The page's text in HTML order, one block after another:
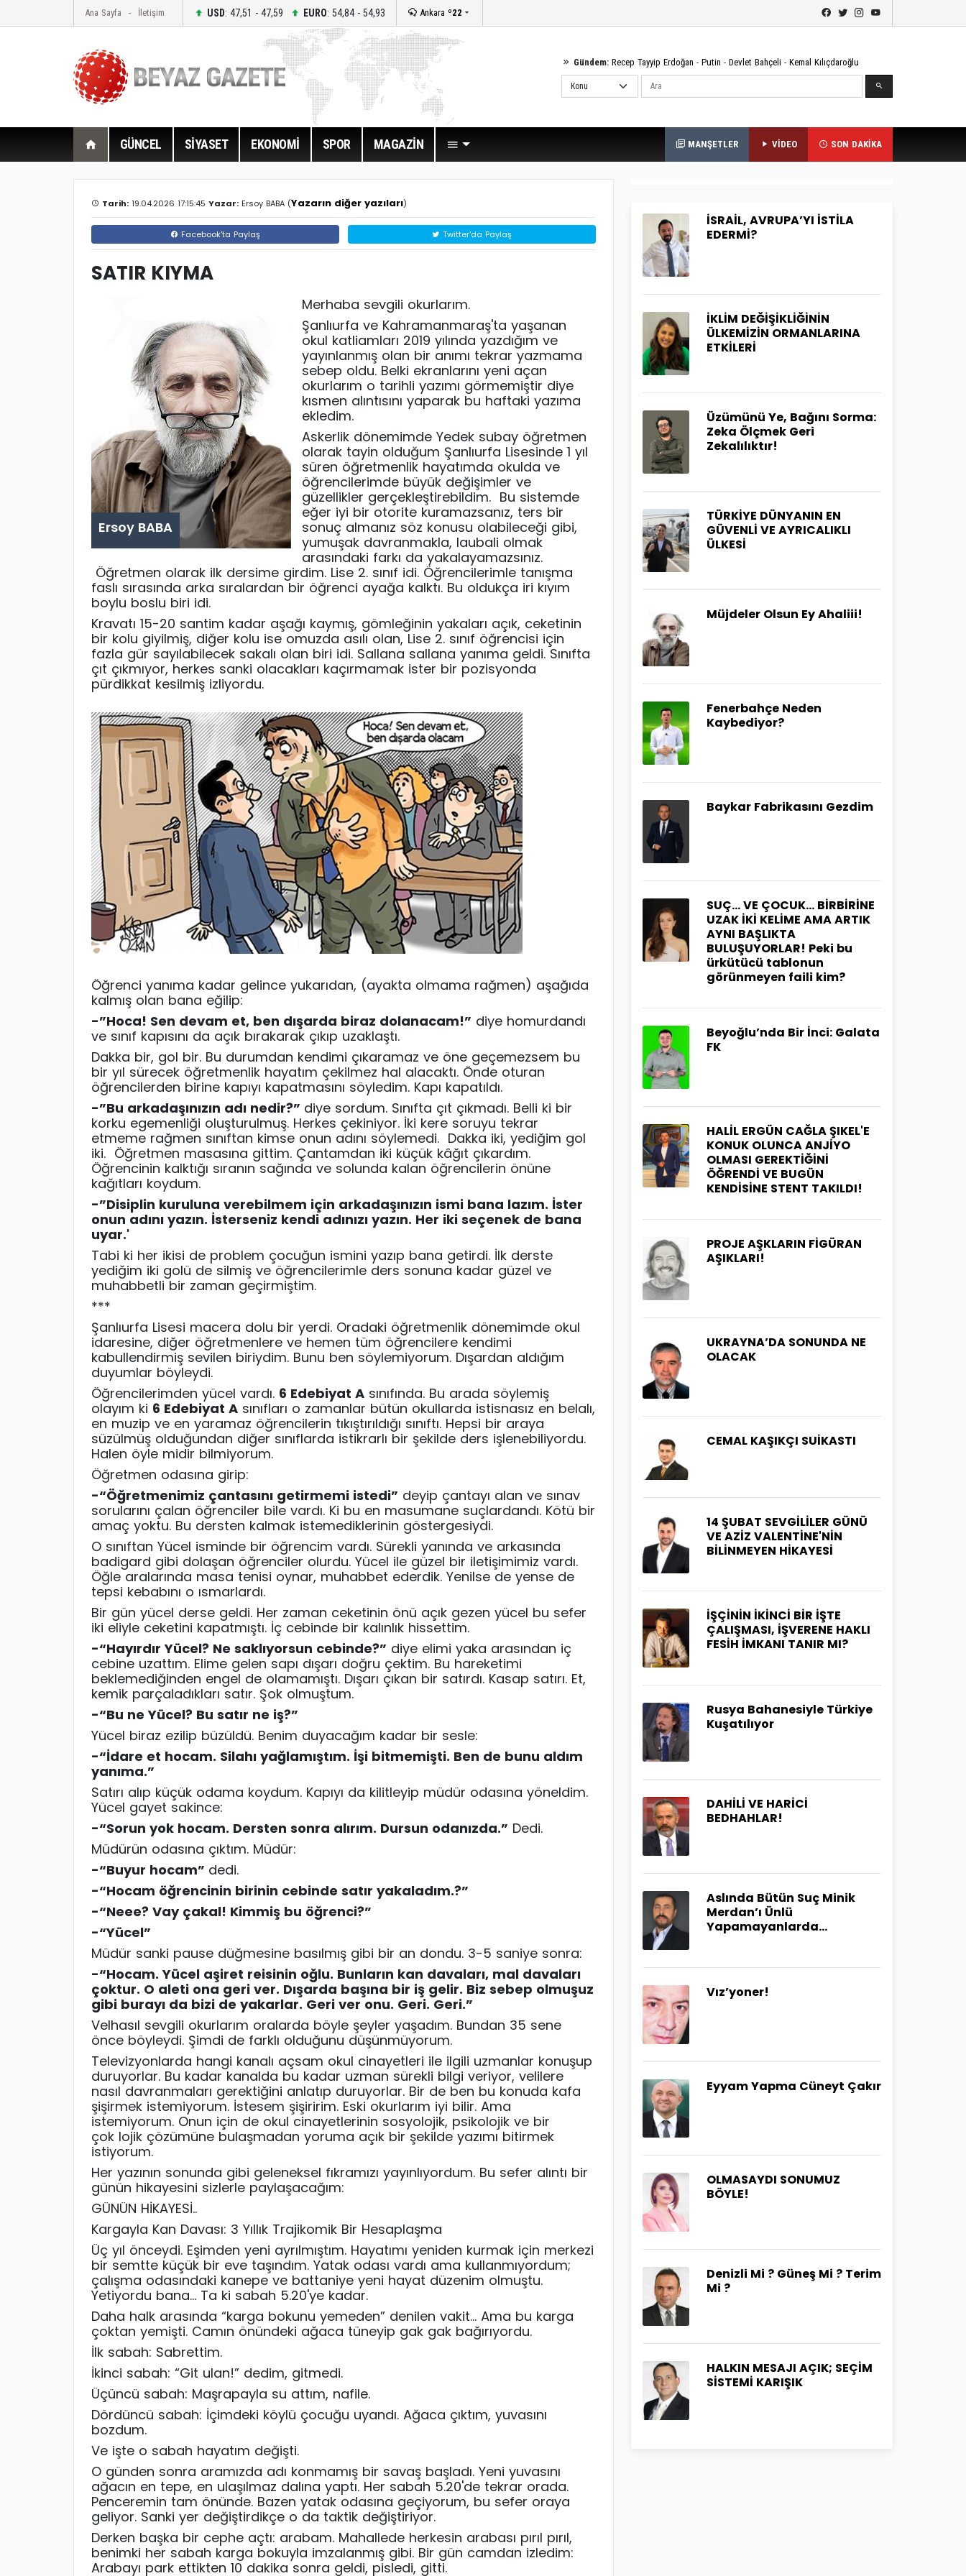
Ana Sayfa İletişim USD: 47,51 - 47,59 EURO: 54,84 - 54,93 Ankara º22
Gündem: Recep Tayyip Erdoğan - Putin - Devlet Bahçeli - Kemal Kılıçdaroğlu
Ara
GÜNCEL SİYASET EKONOMİ SPOR MAGAZİN MANŞETLER VİDEO SON DAKİKA
Tarih: 19.04.2026 17:15:45 Yazar: Ersoy BABA (Yazarın diğer yazıları)
Facebook'ta Paylaş Twitter'da Paylaş
SATIR KIYMA
Ersoy BABA
Merhaba sevgili okurlarım.
Şanlıurfa ve Kahramanmaraş'ta yaşanan
okul katliamları 2019 yılında yazdığım ve
yayınlanmış olan bir anımı tekrar yazmama
sebep oldu. Belki ekranlarını yeni açan
okurlarım o tarihli yazımı görmemiştir diye
kısmen alıntısını yaparak bu haftaki yazıma
ekledim.
Askerlik dönemimde Yedek subay öğretmen
olarak tayin olduğum Şanlıurfa Lisesinde 1 yıl
süren öğretmenlik hayatımda okulda ve
öğrencilerimde büyük değişimler ve
güzellikler gerçekleştirebildim. Bu sistemde
eğer iyi bir otorite kuramazsanız, ters bir
sonuç almanız söz konusu olabileceği gibi,
yumuşak davranmakla, laubali olmak
arasındaki farkı da yakalayamazsınız.
Öğretmen olarak ilk dersime girdim. Lise 2. sınıf idi. Öğrencilerimle tanışma
faslı sırasında arka sıralardan bir öğrenci ayağa kalktı. Bu oldukça iri kıyım
boylu boslu biri idi.
Kravatı 15-20 santim kadar aşağı kaymış, gömleğinin yakaları açık, ceketinin
bir kolu giyilmiş, diğer kolu ise omuzda asılı olan, Lise 2. sınıf öğrencisi için
fazla gür sayılabilecek sakalı olan biri idi. Sallana sallana yanıma geldi. Sınıfta
çıt çıkmıyor, herkes sanki olacakları kaçırmamak ister bir pozisyonda
pürdikkat kesilmiş izliyordu.
Öğrenci yanıma kadar gelince yukarıdan, (ayakta olmama rağmen) aşağıda
kalmış olan bana eğilip:
-”Hoca! Sen devam et, ben dışarda biraz dolanacam!” diye homurdandı
ve sınıf kapısını da açık bırakarak çıkıp uzaklaştı.
Dakka bir, gol bir. Bu durumdan kendimi çıkaramaz ve öne geçemezsem bu
bir yıl sürecek öğretmenlik hayatım çekilmez hal alacaktı. Önde oturan
öğrencilerden birine kapıyı kapatmasını söyledim. Kapı kapatıldı.
-”Bu arkadaşınızın adı nedir?” diye sordum. Sınıfta çıt çıkmadı. Belli ki bir
korku egemenliği oluşturulmuş. Herkes çekiniyor. İki kere soruyu tekrar
etmeme rağmen sınıftan kimse onun adını söylemedi. Dakka iki, yediğim gol
iki. Öğretmen masasına gittim. Çantamdan iki küçük kâğıt çıkardım.
Öğrencinin kalktığı sıranın sağında ve solunda kalan öğrencilerin önüne
kağıtları koydum.
-”Disiplin kuruluna verebilmem için arkadaşınızın ismi bana lazım. İster
onun adını yazın. İsterseniz kendi adınızı yazın. Her iki seçenek de bana
uyar.'
Tabi ki her ikisi de problem çocuğun ismini yazıp bana getirdi. İlk derste
yediğim iki golü de silmiş ve öğrencilerimle ders sonuna kadar güzel ve
muhabbetli bir zaman geçirmiştim.
***
Şanlıurfa Lisesi macera dolu bir yerdi. Oradaki öğretmenlik dönemimde okul
idaresine, diğer öğretmenlere ve hemen tüm öğrencilere kendimi
kabullendirmiş sevilen biriydim. Bunu ben söylemiyorum. Dışardan aldığım
duyumlar böyleydi.
Öğrencilerimden yücel vardı. 6 Edebiyat A sınıfında. Bu arada söylemiş
olayım ki 6 Edebiyat A sınıfları o zamanlar bütün okullarda istisnasız en belalı,
en muzip ve en yaramaz öğrencilerin tıkıştırıldığı sınıftı. Hepsi bir araya
süzülmüş olduğundan diğer sınıflarda istikrarlı bir şekilde ders işlenebiliyordu.
Halen öyle midir bilmiyorum.
Öğretmen odasına girip:
-“Öğretmenimiz çantasını getirmemi istedi” deyip çantayı alan ve sınav
sorularını çalan öğrenciler bile vardı. Ki bu en masumane suçlardandı. Kötü bir
amaç yoktu. Bu dersten kalmak istemediklerinin göstergesiydi.
O sınıftan Yücel isminde bir öğrencim vardı. Sürekli yanında ve arkasında
badigard gibi dolaşan öğrenciler olurdu. Yücel ile güzel bir iletişimimiz vardı.
Öğle aralarında masa tenisi oynar, muhabbet ederdik. Yenilse de yense de
tepsi kebabını o ısmarlardı.
Bir gün yücel derse geldi. Her zaman ceketinin önü açık gezen yücel bu sefer
iki eliyle ceketini kapatmıştı. İç cebinde bir kalınlık hissettim.
-“Hayırdır Yücel? Ne saklıyorsun cebinde?” diye elimi yaka arasından iç
cebine uzattım. Elime gelen sapı dışarı doğru çektim. Bu hareketimi
beklemediğinden engel de olamamıştı. Dışarı çıkan bir satırdı. Kasap satırı. Et,
kemik parçaladıkları satır. Şok olmuştum.
-“Bu ne Yücel? Bu satır ne iş?”
Yücel biraz ezilip büzüldü. Benim duyacağım kadar bir sesle:
-“İdare et hocam. Silahı yağlamıştım. İşi bitmemişti. Ben de bunu aldım
yanıma.”
Satırı alıp küçük odama koydum. Kapıyı da kilitleyip müdür odasına yöneldim.
Yücel gayet sakince:
-“Sorun yok hocam. Dersten sonra alırım. Dursun odanızda.” Dedi.
Müdürün odasına çıktım. Müdür:
-“Buyur hocam” dedi.
-“Hocam öğrencinin birinin cebinde satır yakaladım.?”
-“Neee? Vay çakal! Kimmiş bu öğrenci?”
-“Yücel”
Müdür sanki pause düğmesine basılmış gibi bir an dondu. 3-5 saniye sonra:
-“Hocam. Yücel aşiret reisinin oğlu. Bunların kan davaları, mal davaları
çoktur. O aleti ona geri ver. Dışarda başına bir iş gelir. Biz sebep olmuşuz
gibi burayı da bizi de yakarlar. Geri ver onu. Geri. Geri.”
Velhasıl sevgili okurlarım oralarda böyle şeyler yaşadım. Bundan 35 sene
önce böyleydi. Şimdi de farklı olduğunu düşünmüyorum.
Televizyonlarda hangi kanalı açsam okul cinayetleri ile ilgili uzmanlar konuşup
duruyorlar. Bu kadar kanalda bu kadar uzman sürekli bilgi veriyor, velilere
nasıl davranmaları gerektiğini anlatıp duruyorlar. Bir de ben bu konuda kafa
şişirmek istemiyorum. İstesem şişiririm. Eski okurlarım iyi bilir. Ama
istemiyorum. Onun için de okul cinayetlerinin sosyolojik, psikolojik ve bir
çok lojik çözümüne bulaşmadan yoruma açık bir şekilde yazımı bitirmek
istiyorum.
Her yazının sonunda gibi geleneksel fıkramızı yayınlıyordum. Bu sefer alıntı bir
günün hikayesini sizlerle paylaşacağım:
GÜNÜN HİKAYESİ..
Kargayla Kan Davası: 3 Yıllık Trajikomik Bir Hesaplaşma
Üç yıl önceydi. Eşimden yeni ayrılmıştım. Hayatımı yeniden kurmak için merkezi
bir semtte küçük bir eve taşındım. Yatak odası vardı ama kullanmıyordum;
çalışma odasındaki kanepe ve battaniye yeni hayat düzenim olmuştu.
Yetiyordu bana… Ta ki sabah 5.20'ye kadar.
Daha halk arasında “karga bokunu yemeden” denilen vakit… Ama bu karga
çoktan yemişti. Camın önündeki ağaca tüneyip gak gak bağırıyordu.
İlk sabah: Sabrettim.
İkinci sabah: “Git ulan!” dedim, gitmedi.
Üçüncü sabah: Maşrapayla su attım, nafile.
Dördüncü sabah: İçimdeki köylü çocuğu uyandı. Ağaca çıktım, yuvasını
bozdum.
Ve işte o sabah hayatım değişti.
O günden sonra aramızda adı konmamış bir savaş başladı. Yeni yuvasını
ağacın en tepe, en ulaşılmaz dalına yaptı. Her sabah 5.20'de tekrar orada.
Penceremin tam önünde. Bazen yatak odasına geçiyorum, bu sefer oraya
geliyor. Sanki yer değiştirdikçe o da taktik değiştiriyor.
Derken başka bir cephe açtı: arabam. Mahallede herkesin arabası pırıl pırıl,
benimki her sabah karga bokuyla imzalanmış gibi. Bir gün camdan izledim:
Arabayı park ettikten 10 dakika sonra geldi, pisledi, gitti.
İSRAİL, AVRUPA’YI İSTİLA
EDERMİ?
İKLİM DEĞİŞİKLİĞİNİN
ÜLKEMİZİN ORMANLARINA
ETKİLERİ
Üzümünü Ye, Bağını Sorma:
Zeka Ölçmek Geri
Zekalılıktır!
TÜRKİYE DÜNYANIN EN
GÜVENLİ VE AYRICALIKLI
ÜLKESİ
Müjdeler Olsun Ey Ahaliii!
Fenerbahçe Neden
Kaybediyor?
Baykar Fabrikasını Gezdim
SUÇ… VE ÇOCUK… BİRBİRİNE
UZAK İKİ KELİME AMA ARTIK
AYNI BAŞLIKTA
BULUŞUYORLAR! Peki bu
ürkütücü tablonun
görünmeyen faili kim?
Beyoğlu’nda Bir İnci: Galata
FK
HALİL ERGÜN CAĞLA ŞIKEL'E
KONUK OLUNCA ANJİYO
OLMASI GEREKTİĞİNİ
ÖĞRENDİ VE BUGÜN
KENDİSİNE STENT TAKILDI!
PROJE AŞKLARIN FİGÜRAN
AŞIKLARI!
UKRAYNA’DA SONUNDA NE
OLACAK
CEMAL KAŞIKÇI SUİKASTI
14 ŞUBAT SEVGİLİLER GÜNÜ
VE AZİZ VALENTİNE'NİN
BİLİNMEYEN HİKAYESİ
İŞÇİNİN İKİNCİ BİR İŞTE
ÇALIŞMASI, İŞVERENE HAKLI
FESİH İMKANI TANIR MI?
Rusya Bahanesiyle Türkiye
Kuşatılıyor
DAHİLİ VE HARİCİ
BEDHAHLAR!
Aslında Bütün Suç Minik
Merdan’ı Ünlü
Yapamayanlarda…
Vız’yoner!
Eyyam Yapma Cüneyt Çakır
OLMASAYDI SONUMUZ
BÖYLE!
Denizli Mi ? Güneş Mi ? Terim
Mi ?
HALKIN MESAJI AÇIK; SEÇİM
SİSTEMİ KARIŞIK